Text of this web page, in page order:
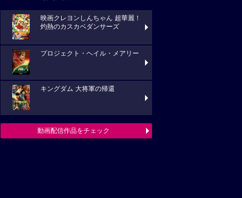
映画クレヨンしんちゃん 超華麗！
灼熱のカスカベダンサーズ
プロジェクト・ヘイル・メアリー
キングダム 大将軍の帰還
動画配信作品をチェック